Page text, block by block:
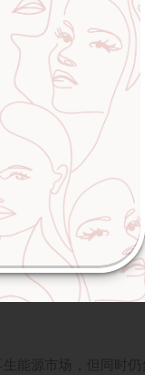
the short term to
to boosting its
capacities in the
nuclear energy,
中国人民
生能源市场，但同时